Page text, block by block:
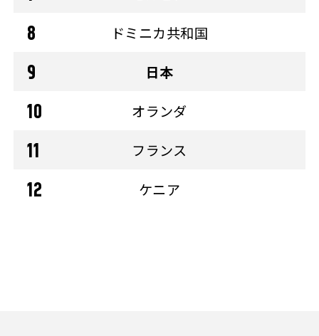
ドミニカ共和国
日本
オランダ
フランス
ケニア